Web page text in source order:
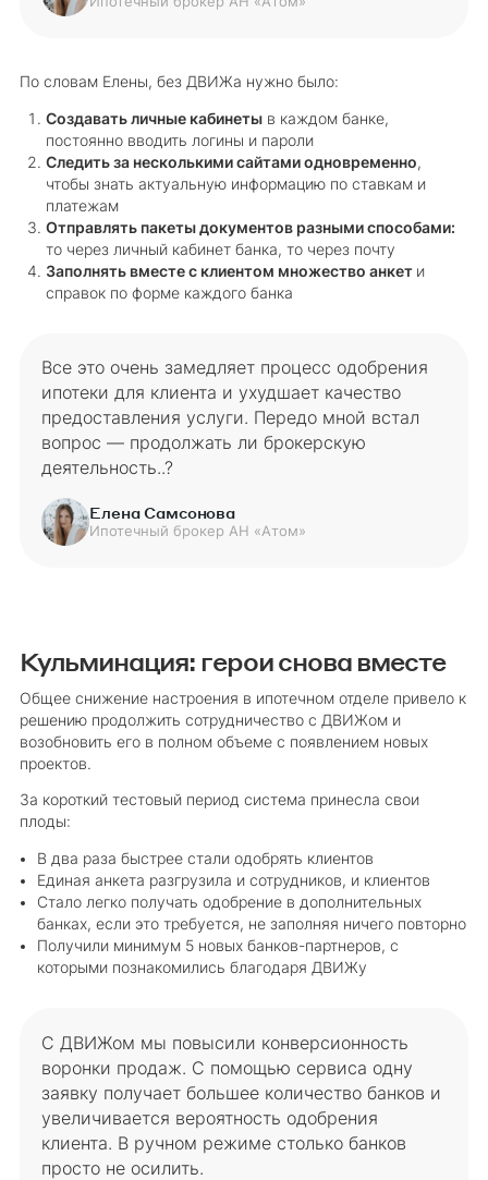
По словам Елены, без ДВИЖа нужно было:
Создавать личные кабинетыв каждом банке,
постоянно вводить логины и пароли
Следить за несколькими сайтами одновременно,
чтобы знать актуальную информацию по ставкам и
платежам
Отправлять пакеты документов разными способами:
то через личный кабинет банка, то через почту
Заполнять вместе с клиентом множество анкет и
справок по форме каждого банка
Все это очень замедляет процесс одобрения
ипотеки для клиента и ухудшает качество
предоставления услуги. Передо мной встал
вопрос — продолжать ли брокерскую
деятельность..?
Елена Самсонова
Ипотечный брокер АН «Атом»
Кульминация: герои снова вместе
Общее снижение настроения в ипотечном отделе привело к
решению продолжить сотрудничество с ДВИЖом и
возобновить его в полном объеме с появлением новых
проектов.
За короткий тестовый период система принесла свои
плоды:
В два раза быстрее стали одобрять клиентов
Единая анкета разгрузила и сотрудников, и клиентов
Стало легко получать одобрение в дополнительных
банках, если это требуется, не заполняя ничего повторно
Получили минимум 5 новых банков-партнеров, с
которыми познакомились благодаря ДВИЖу
С ДВИЖом мы повысили конверсионность
воронки продаж. С помощью сервиса одну
заявку получает большее количество банков и
увеличивается вероятность одобрения
клиента. В ручном режиме столько банков
просто не осилить.